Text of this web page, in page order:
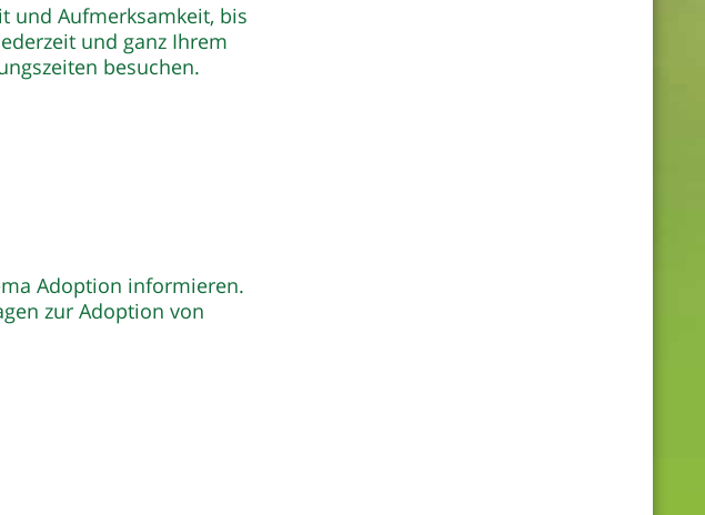
und Aufmerksamkeit, bis
und ganz Ihrem
besuchen.
Adoption informieren.
zur Adoption von